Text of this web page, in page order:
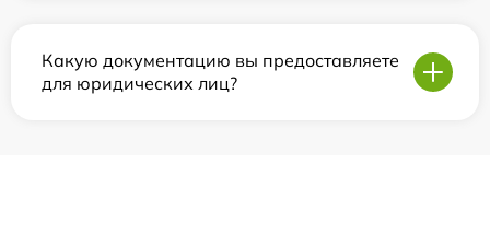
Какую документацию вы предоставляете
для юридических лиц?